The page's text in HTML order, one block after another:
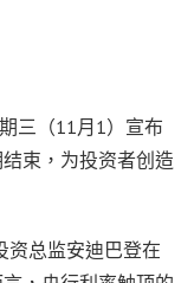
三（11月1）宣布
束，为投资者创造
资总监安迪巴登在